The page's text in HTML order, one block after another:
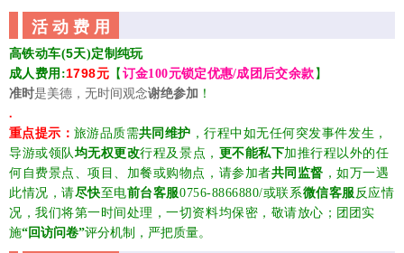
活 动 费 用
高铁动车(5天)定制纯玩
成人费用 :1798元 【 订金100元锁定优惠/成团后交余款 】
准时是美德，无时间观念谢绝参加 ！
.
重点提示： 旅游品质需共同维护 ，行程中如无任何突发事件发生，
导游或领队均无权更改行程及景点， 更不能私下加推行程以外的任
何自费景点、项目、加餐或购物点，请参加者共同监督 ，如万一遇
此情况，请尽快至电前台客服0756-8866880/或联系微信客服反应情
况，我们将第一时间处理，一切资料均保密，敬请放心； 团团实
施“回访问卷”评分机制，严把质量。